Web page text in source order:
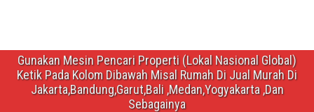
Gunakan Mesin Pencari Properti (Lokal Nasional Global)
Ketik Pada Kolom Dibawah Misal Rumah Di Jual Murah Di
Jakarta,Bandung,Garut,Bali ,Medan,Yogyakarta ,Dan
Sebagainya